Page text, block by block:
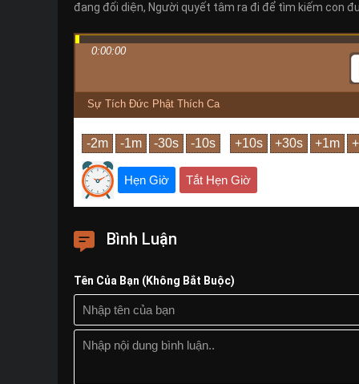
đang đối diện, Người quyết tâm ra đi để tìm kiếm con
0:00:00
Sự Tích Đức Phật Thích Ca
Hẹn Giờ Tắt Hẹn Giờ
Bình Luận
Tên Của Bạn (Không Bắt Buộc)